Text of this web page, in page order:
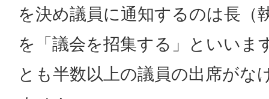
を決め議員に通知するのは長（
を「議会を招集する」といいま
とも半数以上の議員の出席がな